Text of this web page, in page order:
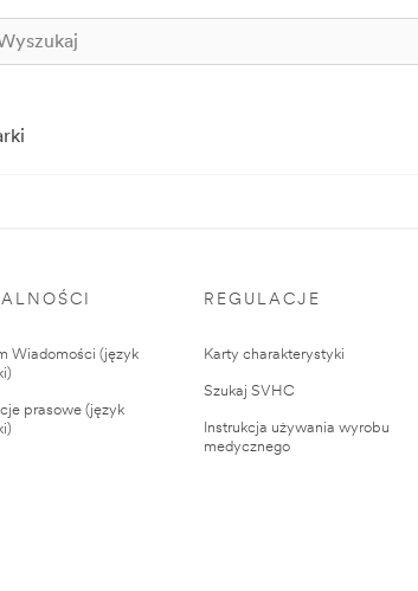
Wiadomości (język
prasowe (język
REGULACJE
Karty charakterystyki
Szukaj SVHC
Instrukcja używania wyrobu
medycznego